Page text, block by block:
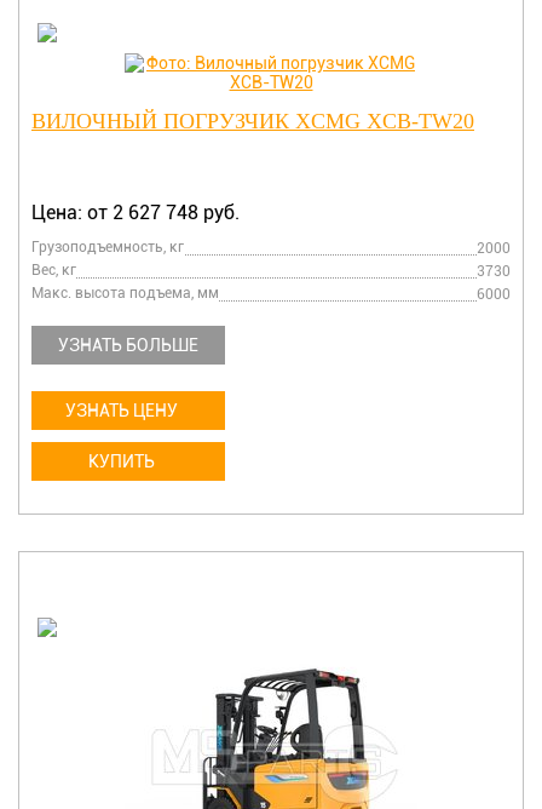
ВИЛОЧНЫЙ ПОГРУЗЧИК XCMG XCB-TW20
Цена: от 2 627 748 руб.
Грузоподъемность, кг
2000
Вес, кг
3730
Макс. высота подъема, мм
6000
УЗНАТЬ БОЛЬШЕ
УЗНАТЬ ЦЕНУ
КУПИТЬ